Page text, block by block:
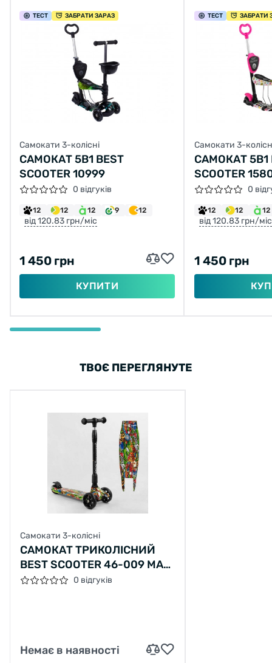
ТЕСТ ЗАБРАТИ ЗАРАЗ
Самокати 3-колісні
САМОКАТ 5В1 BEST
SCOOTER 10999
0 відгуків
12 12 12 9 12
від 120.83 грн/міс
1 450 грн
КУПИТИ
ТЕСТ ЗАБРАТИ
Самокати 3-
САМОКАТ 5В1
SCOOTER
0
12 12 12
від 120.83 грн/міс
1 450 грн
ТВОЄ ПЕРЕГЛЯНУТЕ
Самокати 3-колісні
САМОКАТ ТРИКОЛІСНИЙ
BEST SCOOTER 46-009 MAXI
СКЛАДНЕ АЛЮМІНІЄВЕ
0 відгуків
Немає в наявності